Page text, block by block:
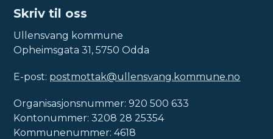
Skriv til oss
Ullensvang kommune
Opheimsgata 31, 5750 Odda
E-post: postmottak@ullensvang.kommune.no
Organisasjonsnummer: 920 500 633
Kontonummer: 3208 28 25354
Kommunenummer: 4618